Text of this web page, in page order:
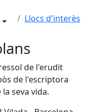
Llocs d'interès
de l'erudit
de l'escriptora
seva vida.